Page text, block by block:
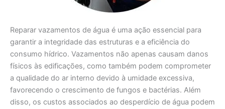
Reparar vazamentos de água é uma ação essencial para
garantir a integridade das estruturas e a eficiência do
consumo hídrico. Vazamentos não apenas causam danos
físicos às edificações, como também podem comprometer
a qualidade do ar interno devido à umidade excessiva,
favorecendo o crescimento de fungos e bactérias. Além
disso, os custos associados ao desperdício de água podem